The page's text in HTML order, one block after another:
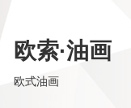
欧索·油画
欧式油画